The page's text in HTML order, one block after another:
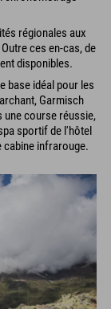
régionales aux
ces en-cas, de
disponibles.
base idéal pour les
Garmisch
une course réussie,
sportif de l'hôtel
cabine infrarouge.